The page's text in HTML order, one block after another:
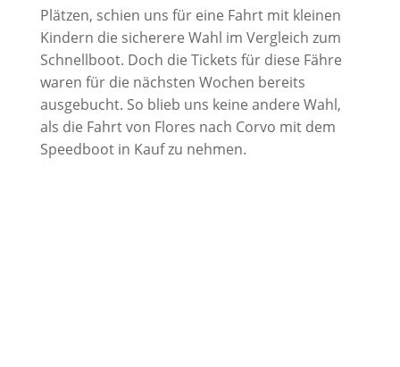
Plätzen, schien uns für eine Fahrt mit kleinen
Kindern die sicherere Wahl im Vergleich zum
Schnellboot. Doch die Tickets für diese Fähre
waren für die nächsten Wochen bereits
ausgebucht. So blieb uns keine andere Wahl,
als die Fahrt von Flores nach Corvo mit dem
Speedboot in Kauf zu nehmen.